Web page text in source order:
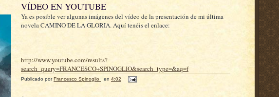
VÍDEO EN YOUTUBE
Ya es posible ver algunas imágenes del vídeo de la presentación de mi última
novela CAMINO DE LA GLORIA. Aquí tenéis el enlace:
http://www.youtube.com/results?
search_query=FRANCESCO+SPINOGLIO&search_type=&aq=f
Publicado porFrancesco Spinoglio en 4:02